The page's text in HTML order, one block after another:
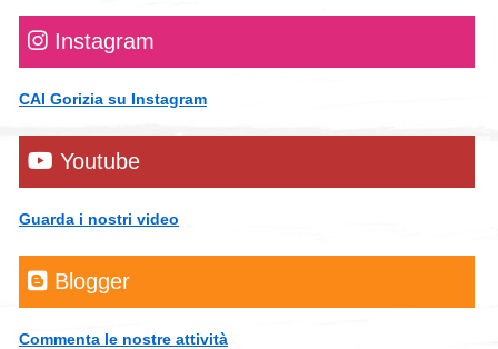
Instagram
CAI Gorizia su Instagram
Youtube
Guarda i nostri video
Blogger
Commenta le nostre attività